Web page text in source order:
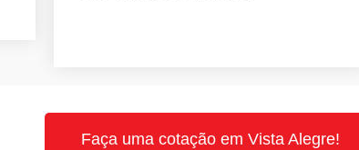
Faça uma cotação em Vista Alegre!